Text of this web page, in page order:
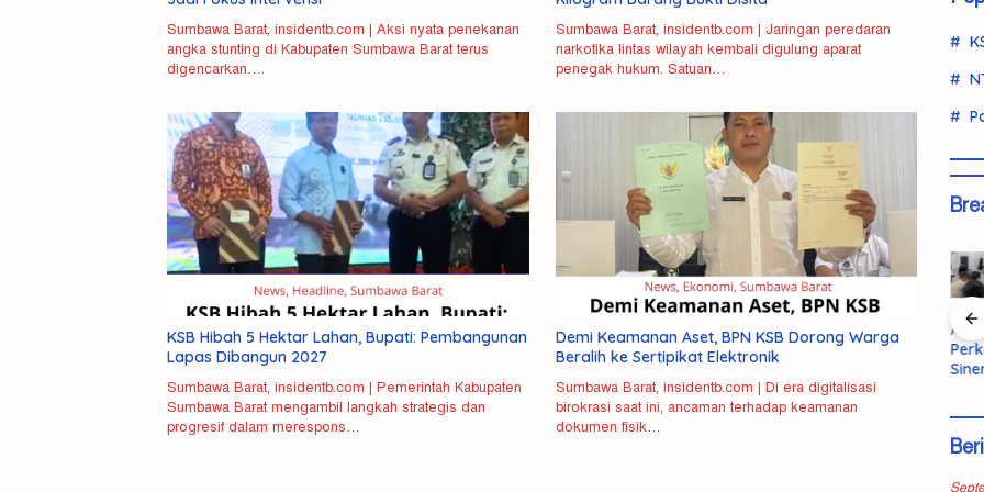
Sumbawa Barat, insidentb.com | Aksi nyata penekanan
angka stunting di Kabupaten Sumbawa Barat terus
digencarkan….
Sumbawa Barat, insidentb.com | Jaringan peredaran
narkotika lintas wilayah kembali digulung aparat
penegak hukum. Satuan…
KSB Hibah 5 Hektar Lahan, Bupati: Pembangunan
Lapas Dibangun 2027
Sumbawa Barat, insidentb.com | Pemerintah Kabupaten
Sumbawa Barat mengambil langkah strategis dan
progresif dalam merespons…
Demi Keamanan Aset, BPN KSB Dorong Warga
Beralih ke Sertipikat Elektronik
Sumbawa Barat, insidentb.com | Di era digitalisasi
birokrasi saat ini, ancaman terhadap keamanan
dokumen fisik…
Misteri
Kematian
Mahasiswi
Unram
Terkuak,
Pelaku
Polisi Ringkus
Kurir Ganja
Antarprovinsi
di Pasaman
Barat
Pemda KSB
Terbuka
untuk
Evaluasi
Bandar
Ganja Lintas
Dibekuk di
KSB, 5,6
Kilogram
KSB Hibah 5
Hektar
Bupati:
Pembanguna
AMMAN
Perkuat
Komunikasi
Terbuka